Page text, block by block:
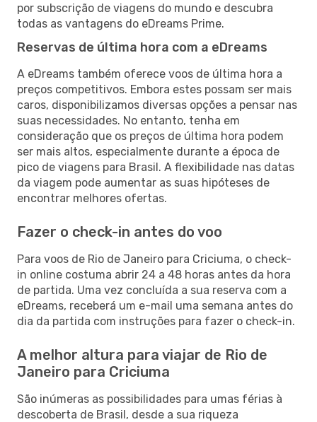
por subscrição de viagens do mundo e descubra
todas as vantagens do eDreams Prime.
Reservas de última hora com a eDreams
A eDreams também oferece voos de última hora a
preços competitivos. Embora estes possam ser mais
caros, disponibilizamos diversas opções a pensar nas
suas necessidades. No entanto, tenha em
consideração que os preços de última hora podem
ser mais altos, especialmente durante a época de
pico de viagens para Brasil. A flexibilidade nas datas
da viagem pode aumentar as suas hipóteses de
encontrar melhores ofertas.
Fazer o check-in antes do voo
Para voos de Rio de Janeiro para Criciuma, o check-
in online costuma abrir 24 a 48 horas antes da hora
de partida. Uma vez concluída a sua reserva com a
eDreams, receberá um e-mail uma semana antes do
dia da partida com instruções para fazer o check-in.
A melhor altura para viajar de Rio de
Janeiro para Criciuma
São inúmeras as possibilidades para umas férias à
descoberta de Brasil, desde a sua riqueza